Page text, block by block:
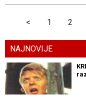
< 1 2
NAJNOVIJE